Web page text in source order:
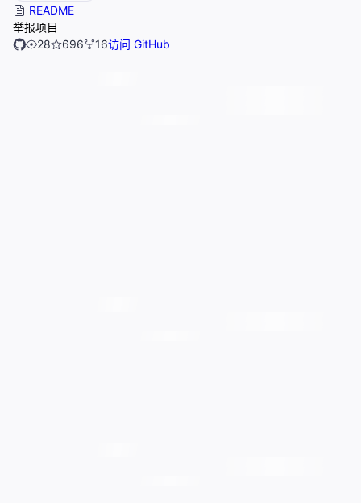
README
举报项目
28
696 16访问 GitHub